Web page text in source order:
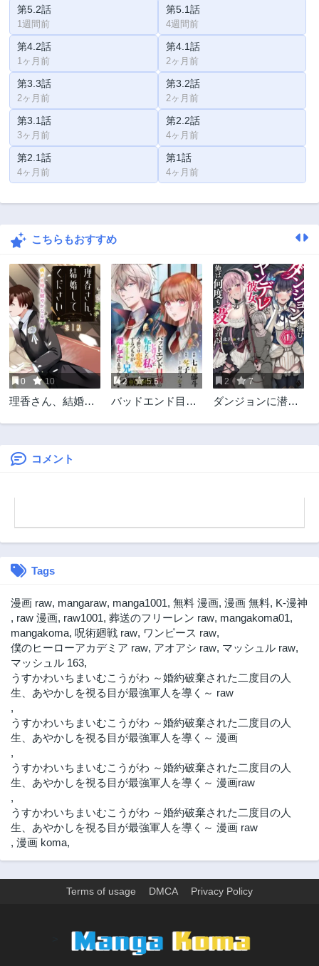
第5.2話
1週間前
第5.1話
4週間前
第4.2話
1ヶ月前
第4.1話
2ヶ月前
第3.3話
2ヶ月前
第3.2話
2ヶ月前
第3.1話
3ヶ月前
第2.2話
4ヶ月前
第2.1話
4ヶ月前
第1話
4ヶ月前
こちらもおすすめ
0 10
理香さん、結婚し
2 5.5
バッドエンド目前
恋愛するつもりが
2 7
ダンジョンに潜む
る
コメント
Tags
漫画 raw, mangaraw, manga1001, 無料 漫画, 漫画 無料, K-漫神
, raw 漫画, raw1001, 葬送のフリーレン raw, mangakoma01,
mangakoma, 呪術廻戦 raw, ワンピース raw,
僕のヒーローアカデミア raw, アオアシ raw, マッシュル raw,
マッシュル 163,
うすかわいちまいむこうがわ ～婚約破棄された二度目の人
生、あやかしを視る目が最強軍人を導く～ raw
,
うすかわいちまいむこうがわ ～婚約破棄された二度目の人
生、あやかしを視る目が最強軍人を導く～ 漫画
,
うすかわいちまいむこうがわ ～婚約破棄された二度目の人
生、あやかしを視る目が最強軍人を導く～ 漫画raw
,
うすかわいちまいむこうがわ ～婚約破棄された二度目の人
生、あやかしを視る目が最強軍人を導く～ 漫画 raw
, 漫画 koma,
Terms of usage DMCA Privacy Policy